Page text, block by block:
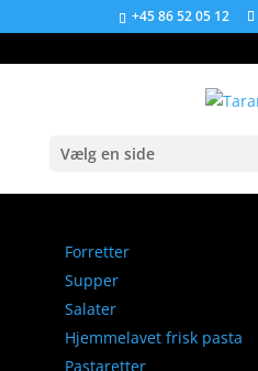
+45 86 52 05 12
Vælg en side
Forretter
Supper
Salater
Hjemmelavet frisk pasta
Pastaretter